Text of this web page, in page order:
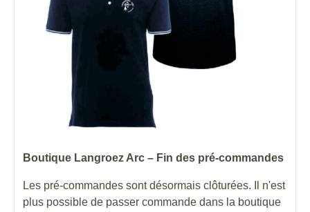
Boutique Langroez Arc – Fin des pré-commandes
Les pré-commandes sont désormais clôturées. Il n'est
plus possible de passer commande dans la boutique